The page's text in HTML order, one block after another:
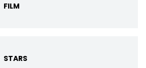
FILM
STARS